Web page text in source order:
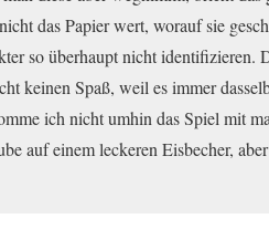
das Papier wert, worauf sie
so überhaupt nicht identifizieren.
keinen Spaß, weil es immer
ich nicht umhin das Spiel mit
auf einem leckeren Eisbecher,